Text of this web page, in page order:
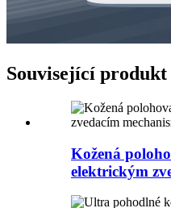
Související produkt
Kožená
elektrickým